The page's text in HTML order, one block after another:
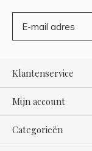
Klantenservice
Mijn account
Categorieën